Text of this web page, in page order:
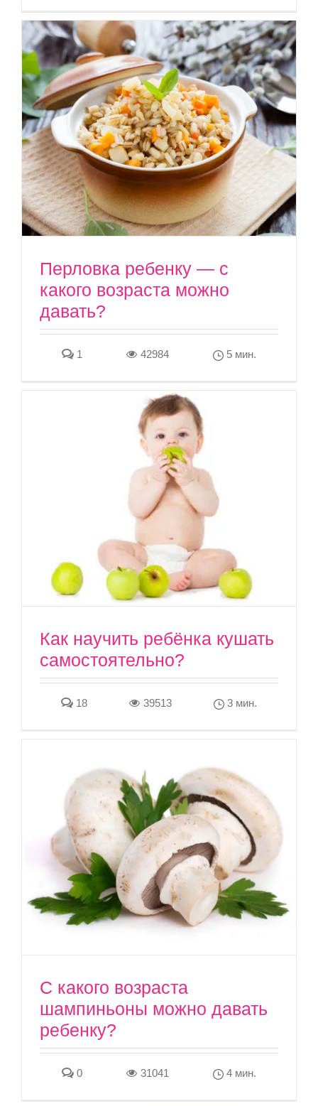
Перловка ребенку — с
какого возраста можно
давать?
1 42984 5 мин.
Как научить ребёнка кушать
самостоятельно?
18 39513 3 мин.
С какого возраста
шампиньоны можно давать
ребенку?
0 31041 4 мин.